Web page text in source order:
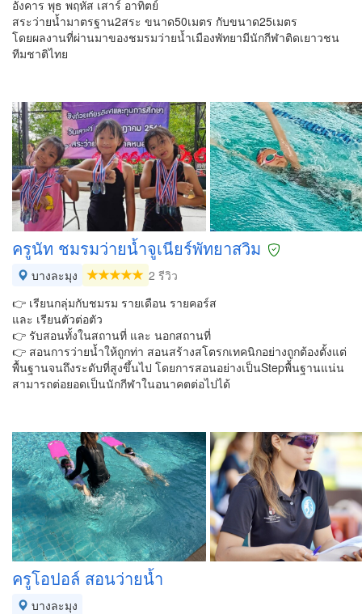
อังคาร พุธ พฤหัส เสาร์ อาทิตย์
สระว่ายน้ำมาตรฐาน2สระ ขนาด50เมตร กับขนาด25เมตร
โดยผลงานที่ผ่านมาของชมรมว่ายน้ำเมืองพัทยามีนักกีฬาติดเยาวชน
ทีมชาติไทย
ครูนัท ชมรมว่ายน้ำจูเนียร์พัทยาสวิม
บางละมุง
2 รีวิว
👉 เรียนกลุ่มกับชมรม รายเดือน รายคอร์ส
และ เรียนตัวต่อตัว
👉 รับสอนทั้งในสถานที่ และ นอกสถานที่
👉 สอนการว่ายน้ำให้ถูกท่า สอนสร้างสโตรกเทคนิกอย่างถูกต้องตั้งแต่
พื้นฐานจนถึงระดับที่สูงขึ้นไป โดยการสอนอย่างเป็นStepพื้นฐานแน่น
สามารถต่อยอดเป็นนักกีฬาในอนาคตต่อไปได้
ครูโอปอล์ สอนว่ายน้ำ
บางละมุง